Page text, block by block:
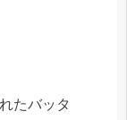
たバッタ